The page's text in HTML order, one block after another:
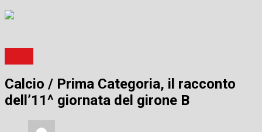
Calcio / Prima Categoria, il racconto
dell’11^ giornata del girone B